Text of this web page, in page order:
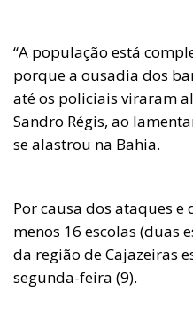
“A população está
porque a ousadia dos
até os policiais viraram
Sandro Régis, ao
se alastrou na Bahia.
Por causa dos ataques e
menos 16 escolas (duas
da região de Cajazeiras
segunda-feira (9).